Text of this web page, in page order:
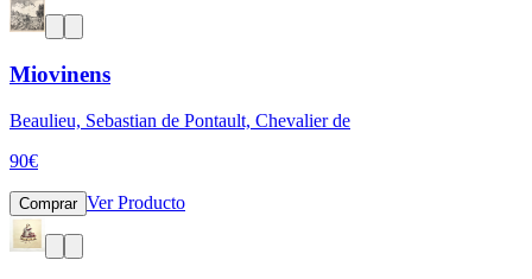
Miovinens
Beaulieu, Sebastian de Pontault, Chevalier de
90€
Comprar Ver Producto